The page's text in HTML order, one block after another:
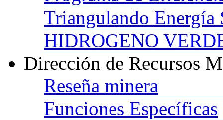
Triangulando Energía
HIDROGENO
Dirección de Recursos
Reseña minera
Funciones Específicas